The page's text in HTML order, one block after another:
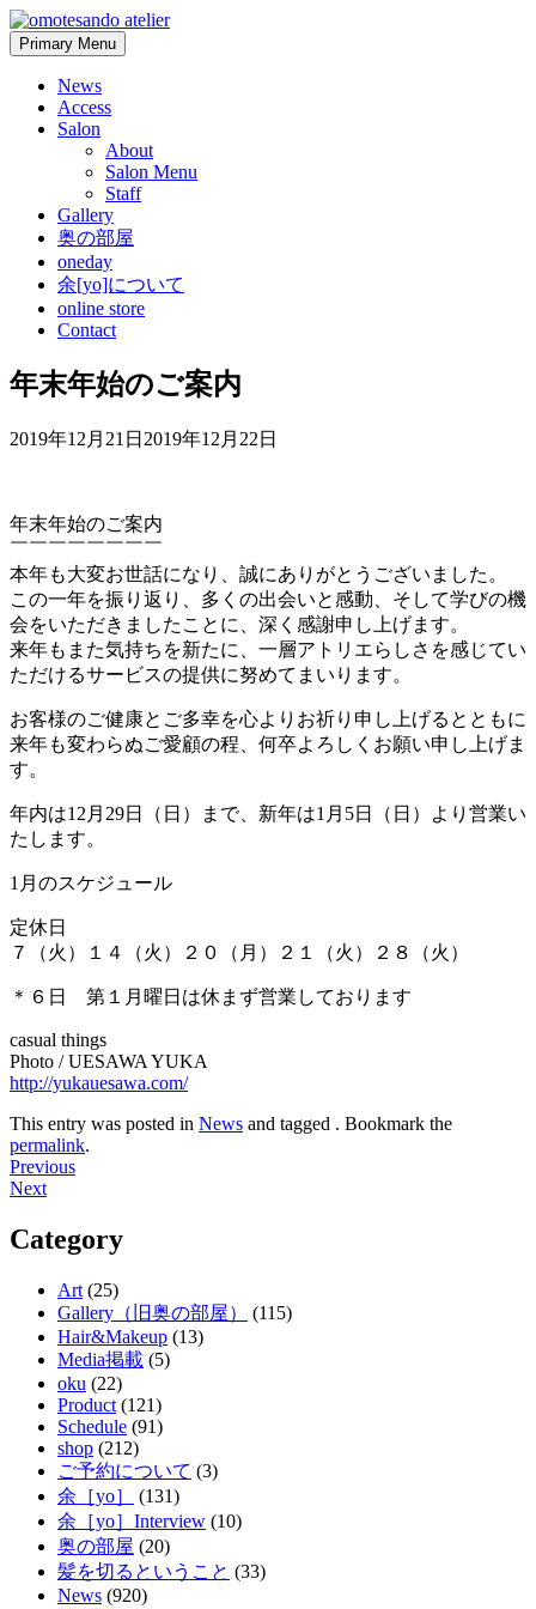
Skip
to
content
Primary Menu
News
Access
Salon
About
Salon Menu
Staff
Gallery
奥の部屋
oneday
余[yo]について
online store
Contact
年末年始のご案内
2019年12月21日 2019年12月22日
年末年始のご案内
￣￣￣￣￣￣￣￣
本年も大変お世話になり、誠にありがとうございました。
この一年を振り返り、多くの出会いと感動、そして学びの機
会をいただきましたことに、深く感謝申し上げます。
来年もまた気持ちを新たに、一層アトリエらしさを感じてい
ただけるサービスの提供に努めてまいります。
お客様のご健康とご多幸を心よりお祈り申し上げるとともに
来年も変わらぬご愛顧の程、何卒よろしくお願い申し上げま
す。
年内は12月29日（日）まで、新年は1月5日（日）より営業い
たします。
1月のスケジュール
定休日
７（火）１４（火）２０（月）２１（火）２８（火）
＊６日 第１月曜日は休まず営業しております
casual things
Photo / UESAWA YUKA
http://yukauesawa.com/
This entry was posted in News and tagged . Bookmark the
permalink.
Post
navigation
Previous
Next
Category
Art (25)
Gallery（旧奥の部屋）
(115)
Hair&Makeup (13)
Media掲載 (5)
oku (22)
Product (121)
Schedule (91)
shop (212)
ご予約について (3)
余［yo］
(131)
余［yo］Interview (10)
奥の部屋 (20)
髪を切るということ (33)
News (920)